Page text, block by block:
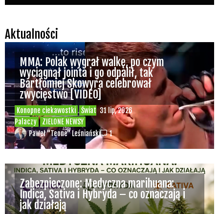
Aktualności
Konopne ciekawostki
Świat
Palaczy
ZIELONE NEWSY
31 lip, 2026
MMA: Polak wygrał walkę, po czym
wyciągnął jointa i go odpalił, tak
Bartłomiej Skowyra celebrował
zwycięstwo [VIDEO]
Paweł "Teone" Leśniański 1
Zabezpieczone: Medyczna marihuana:
Indica, Sativa i Hybryda – co oznaczają i
jak działają